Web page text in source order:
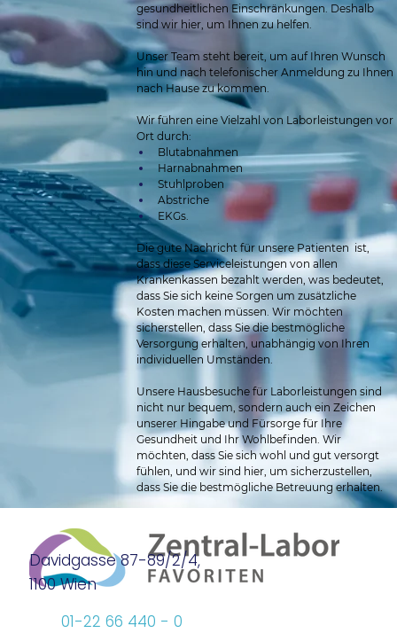
gesundheitlichen Einschränkungen. Deshalb
sind wir hier, um Ihnen zu helfen.
Unser Team steht bereit, um auf Ihren Wunsch
hin und nach telefonischer Anmeldung zu Ihnen
nach Hause zu kommen.
Wir führen eine Vielzahl von Laborleistungen vor
Ort durch:
Blutabnahmen
Harnabnahmen
Stuhlproben
Abstriche
EKGs.
Die gute Nachricht für unsere Patienten  ist,
dass diese Serviceleistungen von allen
Krankenkassen bezahlt werden, was bedeutet,
dass Sie sich keine Sorgen um zusätzliche
Kosten machen müssen. Wir möchten
sicherstellen, dass Sie die bestmögliche
Versorgung erhalten, unabhängig von Ihren
individuellen Umständen.
Unsere Hausbesuche für Laborleistungen sind
nicht nur bequem, sondern auch ein Zeichen
unserer Hingabe und Fürsorge für Ihre
Gesundheit und Ihr Wohlbefinden. Wir
möchten, dass Sie sich wohl und gut versorgt
fühlen, und wir sind hier, um sicherzustellen,
dass Sie die bestmögliche Betreuung erhalten.
Davidgasse 87-89/2/4,
1100 Wien
01-22 66 440 - 0